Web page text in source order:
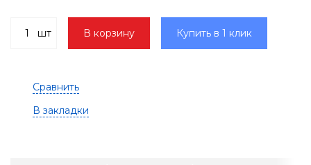
шт В корзину Купить в 1 клик
Сравнить
В закладки